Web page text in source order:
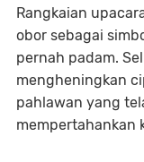
Rangkaian
obor sebagai
pernah padam.
mengheningkan
pahlawan yang
mempertahankan